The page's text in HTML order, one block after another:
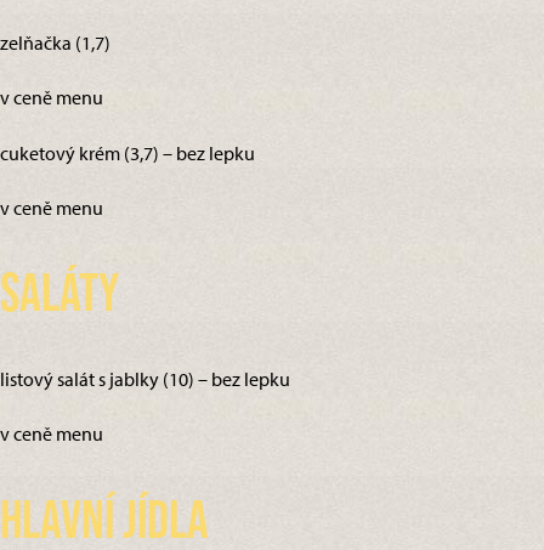
zelňačka (1,7)
v ceně menu
cuketový krém (3,7) – bez lepku
v ceně menu
Saláty
listový salát s jablky (10) – bez lepku
v ceně menu
Hlavní jídla